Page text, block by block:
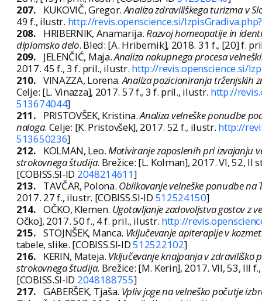
207.
KUKOVIČ, Gregor.Analiza zdraviliškega turizma v
49 f., ilustr. http://revis.openscience.si/
208.
HRIBERNIK, Anamarija.Razvoj homeopatije in
diplomsko delo. Bled: [A. Hribernik], 2018. 31 f., [20] f.
209.
JELENČIĆ, Maja.Analiza nakupnega procesa
2017. 45 f., 3 f. pril., ilustr. http://revis.openscience.si/
210. VINAZZA, Lorena.Analiza pozicioniranja trženjskih
Celje: [L. Vinazza], 2017. 57 f., 3 f. pril., ilustr. http://
513674044]
211.
PRISTOVŠEK, Kristina.Analiza velneške ponudbe
naloga. Celje: [K. Pristovšek], 2017. 52 f., ilustr. http://
513650236]
212.
KOLMAN, Leo.Motiviranje zaposlenih pri izvajanju
strokovnega študija. Brežice: [L. Kolman], 2017. VI, 52, II
[COBISS.SI-ID 2048214611]
213.
TAVČAR, Polona. Oblikovanje velneške ponudbe
2017. 27 f., ilustr. [COBISS.SI-ID 512524150]
214. OČKO, Klemen. Ugotavljanje zadovoljstva gostov z
Očko], 2017. 50 f., 4 f. pril., ilustr. http://
215. STOJNŠEK, Manca. Vključevanje apiterapije v
tabele, slike. [COBISS.SI-ID512522102]
216.
KERIN, Mateja. Vključevanje knajpanja v zdraviliško
strokovnega študija. Brežice: [M. Kerin], 2017. VII, 53, III
[COBISS.SI-ID 2048188755]
217. GABERŠEK, Tjaša. Vpliv joge na velneško počutje